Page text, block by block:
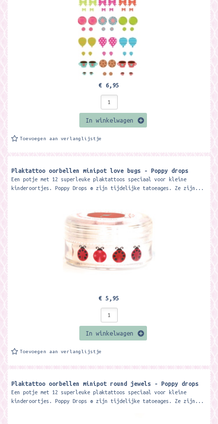
€ 6,95
In winkelwagen
Toevoegen aan verlanglijstje
Plaktattoo oorbellen minipot love bugs - Poppy drops
Een potje met 12 superleuke plaktattoos speciaal voor kleine
kinderoortjes. Poppy Drops ® zijn tijdelijke tatoeages. Ze zijn...
€ 5,95
In winkelwagen
Toevoegen aan verlanglijstje
Plaktattoo oorbellen minipot round jewels - Poppy drops
Een potje met 12 superleuke plaktattoos speciaal voor kleine
kinderoortjes. Poppy Drops ® zijn tijdelijke tatoeages. Ze zijn...